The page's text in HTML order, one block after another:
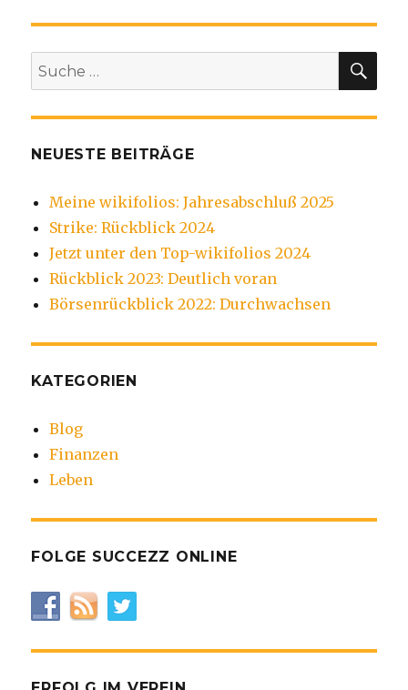
Suche
nach:
NEUESTE BEITRÄGE
Meine wikifolios: Jahresabschluß 2025
Strike: Rückblick 2024
Jetzt unter den Top-wikifolios 2024
Rückblick 2023: Deutlich voran
Börsenrückblick 2022: Durchwachsen
KATEGORIEN
Blog
Finanzen
Leben
FOLGE SUCCEZZ ONLINE